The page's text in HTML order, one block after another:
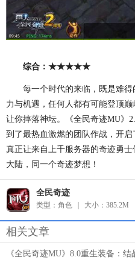
综合：★★★★★
每一个时代的来临，既是难
力与机遇，任何人都有可能登顶
让你摔落神坛。《全民奇迹MU》
到了最热血激燃的团队作战，开
真正让来自上千服务器的奇迹勇
大陆，同一个奇迹梦想！
全民奇迹
类型：角色 大小：385.2M
相关文章
《全民奇迹MU》8.0重生装备：